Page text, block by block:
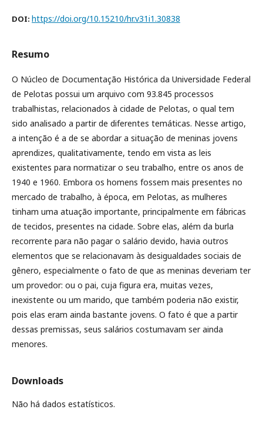
DOI: https://doi.org/10.15210/hr.v31i1.30838
Resumo
O Núcleo de Documentação Histórica da Universidade Federal
de Pelotas possui um arquivo com 93.845 processos
trabalhistas, relacionados à cidade de Pelotas, o qual tem
sido analisado a partir de diferentes temáticas. Nesse artigo,
a intenção é a de se abordar a situação de meninas jovens
aprendizes, qualitativamente, tendo em vista as leis
existentes para normatizar o seu trabalho, entre os anos de
1940 e 1960. Embora os homens fossem mais presentes no
mercado de trabalho, à época, em Pelotas, as mulheres
tinham uma atuação importante, principalmente em fábricas
de tecidos, presentes na cidade. Sobre elas, além da burla
recorrente para não pagar o salário devido, havia outros
elementos que se relacionavam às desigualdades sociais de
gênero, especialmente o fato de que as meninas deveriam ter
um provedor: ou o pai, cuja figura era, muitas vezes,
inexistente ou um marido, que também poderia não existir,
pois elas eram ainda bastante jovens. O fato é que a partir
dessas premissas, seus salários costumavam ser ainda
menores.
Downloads
Não há dados estatísticos.